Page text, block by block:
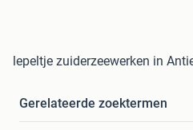
lepeltje zuiderzeewerken in
Gerelateerde zoektermen